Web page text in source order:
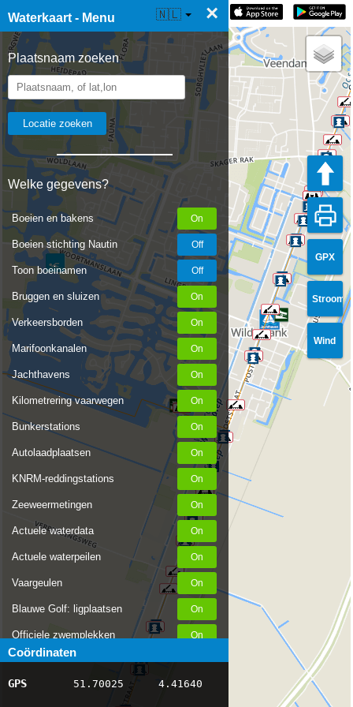
Waterkaart - Menu ×
Plaatsnaam zoeken
Welke gegevens?
Boeien en bakens
Boeien stichting Nautin
Toon boeinamen
Bruggen en sluizen
Verkeersborden
Marifoonkanalen
Jachthavens
Kilometrering vaarwegen
Bunkerstations
Autolaadplaatsen
KNRM-reddingstations
Zeeweermetingen
Actuele waterdata
Actuele waterpeilen
Vaargeulen
Blauwe Golf: ligplaatsen
Officiele zwemplekken
Stremmingen/hinder
AIS scheepsposities
Coördinaten
GPS 51.70025 4.41640
☰ Waterkaart Live 🇳🇱
GPX
Stroom
Wind